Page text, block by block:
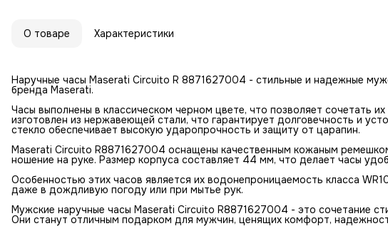
О товаре Характеристики
Наручные часы Maserati Circuito R 8871627004 - стильные и надежные
бренда Maserati.
Часы выполнены в классическом черном цвете, что позволяет сочетать
изготовлен из нержавеющей стали, что гарантирует долговечность и
стекло обеспечивает высокую ударопрочность и защиту от царапин.
Maserati Circuito R8871627004 оснащены качественным кожаным
ношение на руке. Размер корпуса составляет 44 мм, что делает часы
Особенностью этих часов является их водонепроницаемость класса
даже в дождливую погоду или при мытье рук.
Мужские наручные часы Maserati Circuito R8871627004 - это сочетание
Они станут отличным подарком для мужчин, ценящих комфорт,